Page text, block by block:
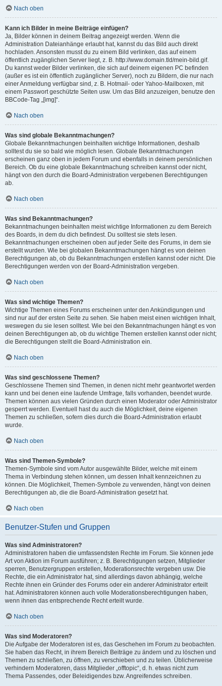
Nach oben
Kann ich Bilder in meine Beiträge einfügen?
Ja, Bilder können in deinem Beitrag angezeigt werden. Wenn die
Administration Dateianhänge erlaubt hat, kannst du das Bild auch direkt
hochladen. Ansonsten musst du zu einem Bild verlinken, das auf einem
öffentlich zugänglichen Server liegt, z. B. http://www.domain.tld/mein-bild.gif.
Du kannst weder Bilder verlinken, die sich auf deinem eigenen PC befinden
(außer es ist ein öffentlich zugänglicher Server), noch zu Bildern, die nur nach
einer Anmeldung verfügbar sind, z. B. Hotmail- oder Yahoo-Mailboxen, mit
einem Passwort geschützte Seiten usw. Um das Bild anzuzeigen, benutze den
BBCode-Tag „[img]“.
Nach oben
Was sind globale Bekanntmachungen?
Globale Bekanntmachungen beinhalten wichtige Informationen, deshalb
solltest du sie so bald wie möglich lesen. Globale Bekanntmachungen
erscheinen ganz oben in jedem Forum und ebenfalls in deinem persönlichen
Bereich. Ob du eine globale Bekanntmachung schreiben kannst oder nicht,
hängt von den durch die Board-Administration vergebenen Berechtigungen
ab.
Nach oben
Was sind Bekanntmachungen?
Bekanntmachungen beinhalten meist wichtige Informationen zu dem Bereich
des Boards, in dem du dich befindest. Du solltest sie stets lesen.
Bekanntmachungen erscheinen oben auf jeder Seite des Forums, in dem sie
erstellt wurden. Wie bei globalen Bekanntmachungen hängt es von deinen
Berechtigungen ab, ob du Bekanntmachungen erstellen kannst oder nicht. Die
Berechtigungen werden von der Board-Administration vergeben.
Nach oben
Was sind wichtige Themen?
Wichtige Themen eines Forums erscheinen unter den Ankündigungen und
sind nur auf der ersten Seite zu sehen. Sie haben meist einen wichtigen Inhalt,
weswegen du sie lesen solltest. Wie bei den Bekanntmachungen hängt es von
deinen Berechtigungen ab, ob du wichtige Themen erstellen kannst oder nicht;
die Berechtigungen stellt die Board-Administration ein.
Nach oben
Was sind geschlossene Themen?
Geschlossene Themen sind Themen, in denen nicht mehr geantwortet werden
kann und bei denen eine laufende Umfrage, falls vorhanden, beendet wurde.
Themen können aus vielen Gründen durch einen Moderator oder Administrator
gesperrt werden. Eventuell hast du auch die Möglichkeit, deine eigenen
Themen zu schließen, sofern dies durch die Board-Administration erlaubt
wurde.
Nach oben
Was sind Themen-Symbole?
Themen-Symbole sind vom Autor ausgewählte Bilder, welche mit einem
Thema in Verbindung stehen können, um dessen Inhalt kennzeichnen zu
können. Die Möglichkeit, Themen-Symbole zu verwenden, hängt von deinen
Berechtigungen ab, die die Board-Administration gesetzt hat.
Nach oben
Benutzer-Stufen und Gruppen
Was sind Administratoren?
Administratoren haben die umfassendsten Rechte im Forum. Sie können jede
Art von Aktion im Forum ausführen; z. B. Berechtigungen setzen, Mitglieder
sperren, Benutzergruppen erstellen, Moderationsrechte vergeben usw. Die
Rechte, die ein Administrator hat, sind allerdings davon abhängig, welche
Rechte ihnen ein Gründer des Forums oder ein anderer Administrator erteilt
hat. Administratoren können auch volle Moderationsberechtigungen haben,
wenn ihnen das entsprechende Recht erteilt wurde.
Nach oben
Was sind Moderatoren?
Die Aufgabe der Moderatoren ist es, das Geschehen im Forum zu beobachten.
Sie haben das Recht, in ihrem Bereich Beiträge zu ändern und zu löschen und
Themen zu schließen, zu öffnen, zu verschieben und zu teilen. Üblicherweise
verhindern Moderatoren, dass Mitglieder „offtopic“, d. h. etwas nicht zum
Thema Passendes, oder Beleidigendes bzw. Angreifendes schreiben.